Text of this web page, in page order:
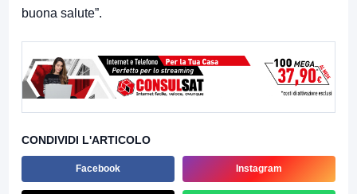
buona salute”.
CONDIVIDI L'ARTICOLO
Facebook Instagram